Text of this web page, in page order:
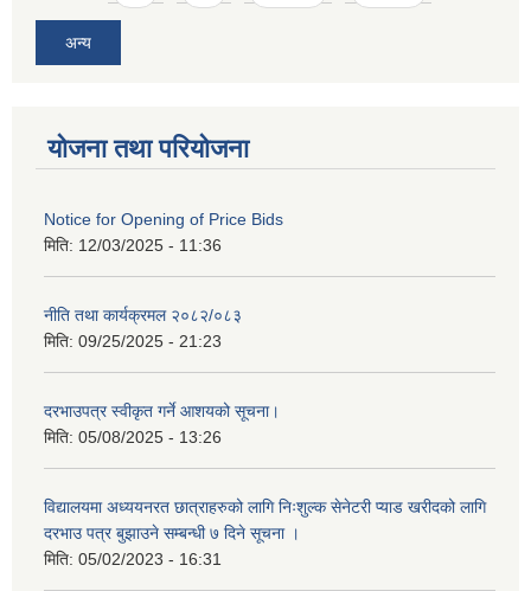
अन्य
योजना तथा परियोजना
Notice for Opening of Price Bids
मिति: 12/03/2025 - 11:36
नीति तथा कार्यक्रमल २०८२/०८३
मिति: 09/25/2025 - 21:23
दरभाउपत्र स्वीकृत गर्ने आशयको सूचना।
मिति: 05/08/2025 - 13:26
विद्यालयमा अध्ययनरत छात्राहरुको लागि निःशुल्क सेनेटरी प्याड खरीदको लागि
दरभाउ पत्र बुझाउने सम्बन्धी ७ दिने सूचना ।
मिति: 05/02/2023 - 16:31